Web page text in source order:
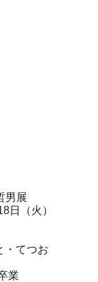
男展
日（火）
・てつお
業